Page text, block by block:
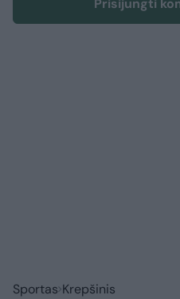
Prisijungti
Sportas Krepšinis